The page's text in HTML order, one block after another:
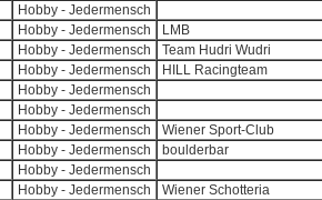
Hobby - Jedermensch
Hobby - Jedermensch
LMB
Hobby - Jedermensch
Team Hudri Wudri
Hobby - Jedermensch
HILL Racingteam
Hobby - Jedermensch
Hobby - Jedermensch
Hobby - Jedermensch
Wiener Sport-Club
Hobby - Jedermensch
boulderbar
Hobby - Jedermensch
Hobby - Jedermensch
Wiener Schotteria